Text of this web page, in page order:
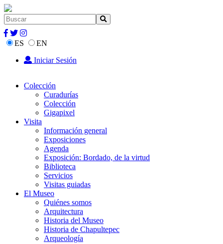
ES
EN
Iniciar Sesión
Colección
Curadurías
Colección
Gigapixel
Visita
Información general
Exposiciones
Agenda
Exposición: Bordado, de la virtud
Biblioteca
Servicios
Visitas guiadas
El Museo
Quiénes somos
Arquitectura
Historia del Museo
Historia de Chapultepec
Arqueología